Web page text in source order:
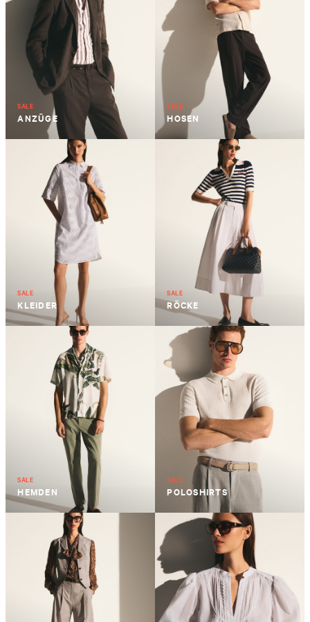
SALE
ANZÜGE
SALE
HOSEN
SALE
KLEIDER
SALE
RÖCKE
SALE
HEMDEN
SALE
POLOSHIRTS